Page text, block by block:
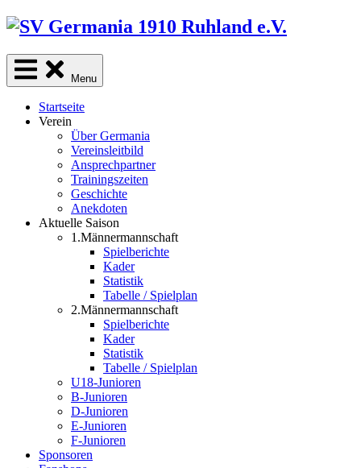
Skip
content
Menu
Startseite
Verein
Über Germania
Vereinsleitbild
Ansprechpartner
Trainingszeiten
Geschichte
Anekdoten
Aktuelle Saison
1.Männermannschaft
Spielberichte
Kader
Statistik
Tabelle / Spielplan
2.Männermannschaft
Spielberichte
Kader
Statistik
Tabelle / Spielplan
U18-Junioren
B-Junioren
D-Junioren
E-Junioren
F-Junioren
Sponsoren